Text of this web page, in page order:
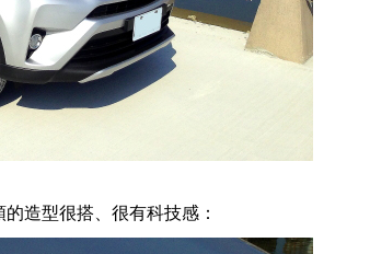
造型很搭、很有科技感：